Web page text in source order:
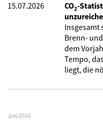
15.07.2026
CO₂-
Insgesamt
Brenn-
dem
Tempo,
liegt, die
Juni 2026